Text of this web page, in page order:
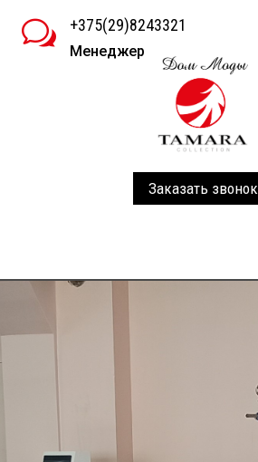
w +375(29)8243321
Менеджер
Заказать звонок